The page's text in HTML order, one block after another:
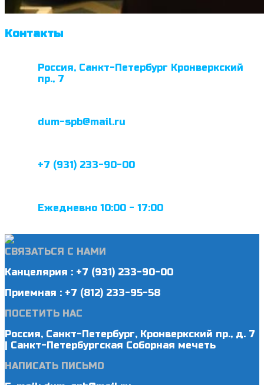
Контакты
Россия, Санкт-Петербург Кронверкский
пр., 7
dum-spb@mail.ru
+7 (931) 233-90-00
Ежедневно 10:00 - 17:00
СВЯЗАТЬСЯ С НАМИ
Канцелярия : +7 (931) 233-90-00
Приемная : +7 (812) 233-95-58
ПОСЕТИТЬ НАС
Россия, Санкт-Петербург, Кронверкский пр., д. 7
| Санкт-Петербургская Соборная мечеть
НАПИСАТЬ ПИСЬМО